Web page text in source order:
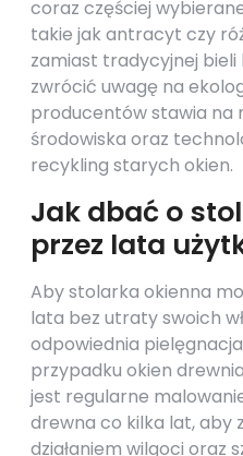
coraz częściej
takie jak antracyt czy
zamiast tradycyjnej
zwrócić uwagę na
producentów stawia na
środowiska oraz
recykling starych okien.
Jak dbać o
przez lata
Aby stolarka okienna
lata bez utraty swoich
odpowiednia
przypadku okien
jest regularne
drewna co kilka lat, aby
działaniem wilgoci oraz